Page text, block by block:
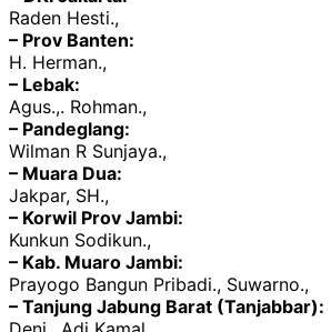
Raden Hesti.,
– Prov Banten:
H. Herman.,
– Lebak:
Agus.,. Rohman.,
– Pandeglang:
Wilman R Sunjaya.,
– Muara Dua:
Jakpar, SH.,
– Korwil Prov Jambi:
Kunkun Sodikun.,
– Kab. Muaro Jambi:
Prayogo Bangun Pribadi., Suwarno.,
– Tanjung Jabung Barat (Tanjabbar):